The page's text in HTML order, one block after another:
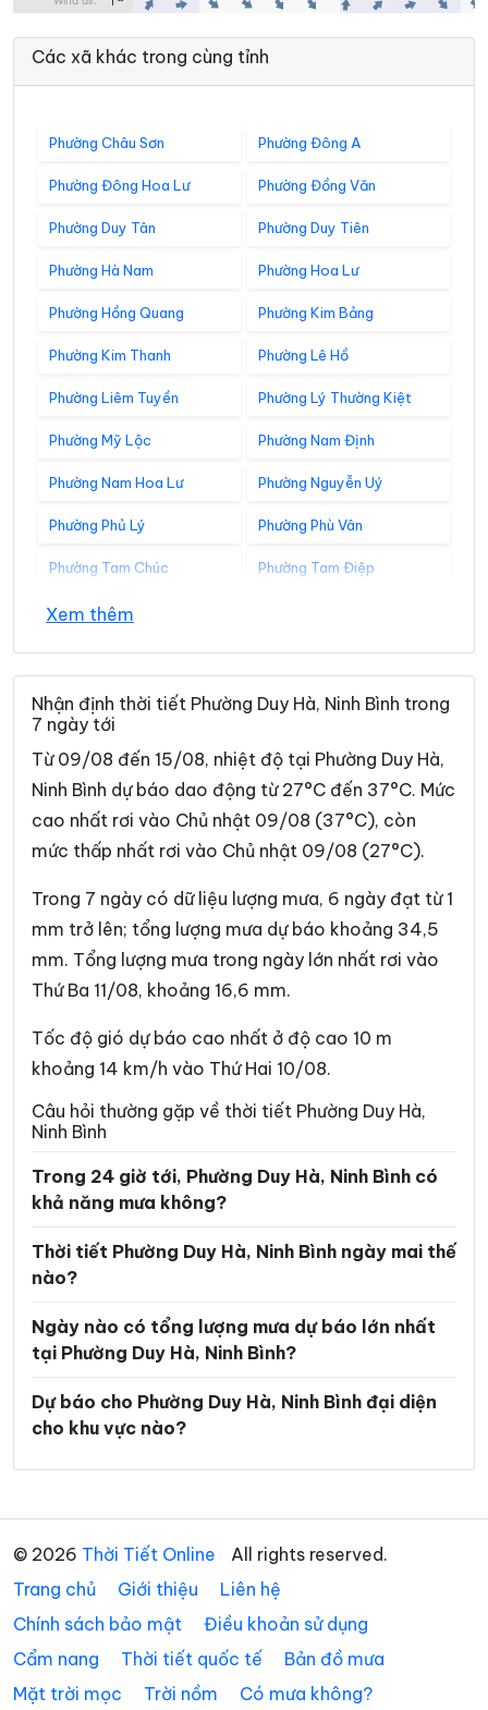
Các xã khác trong cùng tỉnh
Phường Châu Sơn Phường Đông A
Phường Đông Hoa Lư Phường Đồng Văn
Phường Duy Tân Phường Duy Tiên
Phường Hà Nam Phường Hoa Lư
Phường Hồng Quang Phường Kim Bảng
Phường Kim Thanh Phường Lê Hồ
Phường Liêm Tuyền Phường Lý Thường Kiệt
Phường Mỹ Lộc Phường Nam Định
Phường Nam Hoa Lư Phường Nguyễn Uý
Phường Phủ Lý Phường Phù Vân
Phường Tam Chúc Phường Tam Điệp
Phường Tây Hoa Lư
Phường Thiên Trường Phường Tiên Sơn
Phường Trung Sơn Phường Trường Thi
Phường Vị Khê
Phường Yên Thắng Xã Bắc Lý
Xã Bình An Xã Bình Giang
Xã Bình Lục Xã Bình Minh
Xã Bình Mỹ Xã Bình Sơn
Xã Cát Thành Xã Chất Bình
Xã Cổ Lễ Xã Cúc Phương
Xã Đại Hoàng Xã Định Hóa
Xã Đồng Thái Xã Đồng Thịnh
Xã Gia Hưng Xã Gia Lâm
Xã Gia Tường
Xã Gia Viễn Xã Giao Bình
Xã Giao Hòa
Xã Giao Minh Xã Giao Ninh
Xã Giao Phúc Xã Giao Thuỷ
Xã Hải An
Xã Hải Tiến Xã Hải Xuân
Xã Hiển Khánh Xã Hồng Phong
Xã Khánh Hội Xã Khánh Nhạc
Xã Khánh Thiện Xã Khánh Trung
Xem thêm
Nhận định thời tiết Phường Duy Hà, Ninh Bình trong
7 ngày tới
Từ 09/08 đến 15/08, nhiệt độ tại Phường Duy Hà,
Ninh Bình dự báo dao động từ 27°C đến 37°C. Mức
cao nhất rơi vào Chủ nhật 09/08 (37°C), còn
mức thấp nhất rơi vào Chủ nhật 09/08 (27°C).
Trong 7 ngày có dữ liệu lượng mưa, 6 ngày đạt từ 1
mm trở lên; tổng lượng mưa dự báo khoảng 34,5
mm. Tổng lượng mưa trong ngày lớn nhất rơi vào
Thứ Ba 11/08, khoảng 16,6 mm.
Tốc độ gió dự báo cao nhất ở độ cao 10 m
khoảng 14 km/h vào Thứ Hai 10/08.
Câu hỏi thường gặp về thời tiết Phường Duy Hà,
Ninh Bình
Trong 24 giờ tới, Phường Duy Hà, Ninh Bình có
khả năng mưa không?
Thời tiết Phường Duy Hà, Ninh Bình ngày mai thế
nào?
Ngày nào có tổng lượng mưa dự báo lớn nhất
tại Phường Duy Hà, Ninh Bình?
Dự báo cho Phường Duy Hà, Ninh Bình đại diện
cho khu vực nào?
© 2026 Thời Tiết Online
All rights reserved.
Trang chủ
Giới thiệu
Liên hệ
Chính sách bảo mật
Điều khoản sử dụng
Cẩm nang
Thời tiết quốc tế
Bản đồ mưa
Mặt trời mọc
Trời nồm Có mưa không?